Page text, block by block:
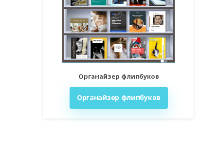
Органайзер флипбуков
Органайзер флипбуков